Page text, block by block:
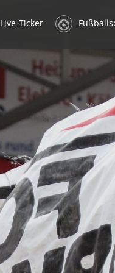
Live-Ticker